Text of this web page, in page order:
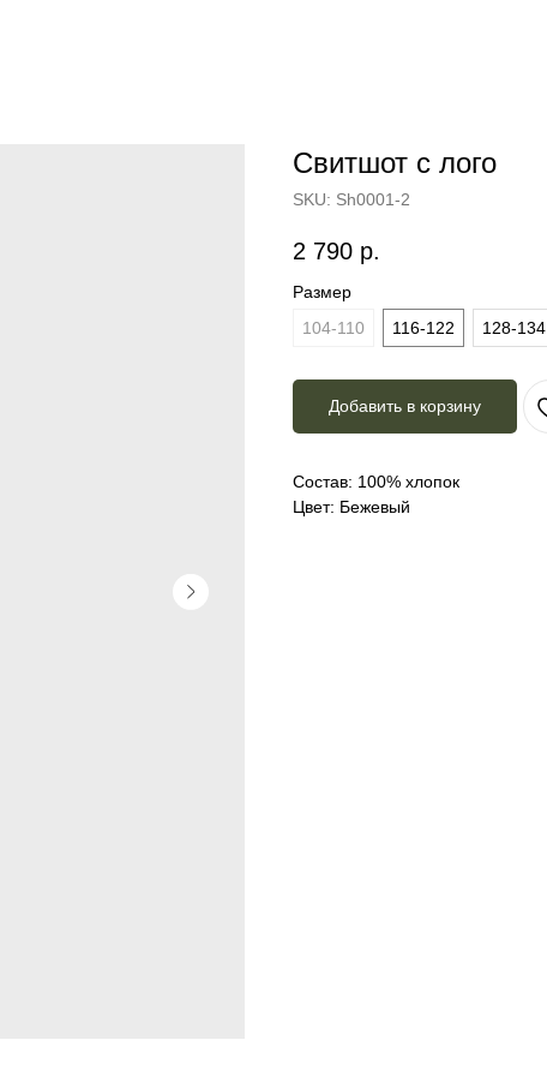
Свитшот с лого
SKU: Sh0001-2
2 790 р.
Размер
104-110
116-122 128-134
Добавить в корзину
Состав: 100% хлопок
Цвет: Бежевый